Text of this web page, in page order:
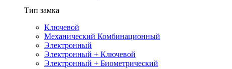
Тип замка
Ключевой
Механический Комбинационный
Электронный
Электронный + Ключевой
Электронный + Биометрический